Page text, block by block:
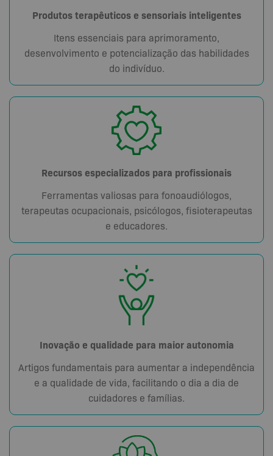
Produtos terapêuticos e sensoriais inteligentes
Itens essenciais para aprimoramento,
desenvolvimento e potencialização das habilidades
do indivíduo.
Recursos especializados para profissionais
Ferramentas valiosas para fonoaudiólogos,
terapeutas ocupacionais, psicólogos, fisioterapeutas
e educadores.
Inovação e qualidade para maior autonomia
Artigos fundamentais para aumentar a independência
e a qualidade de vida, facilitando o dia a dia de
cuidadores e famílias.